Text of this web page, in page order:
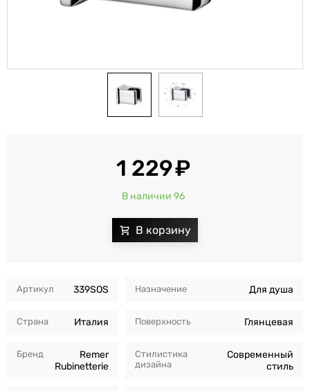
Артикул 339SOS
Страна Италия
Бренд
Remer
Rubinetterie
Назначение Для душа
Поверхность Глянцевая
Стилистика
дизайна
Современный
стиль
1 229
В наличии 96